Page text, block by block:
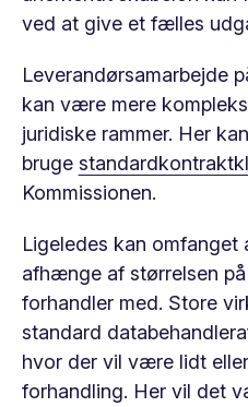
ved at give et fælles
Leverandørsamarbejde
kan være mere
juridiske rammer. Her
bruge
Kommissionen.
Ligeledes kan omfanget
afhænge af størrelsen
forhandler med. Store
standard
hvor der vil være lidt
forhandling. Her vil det